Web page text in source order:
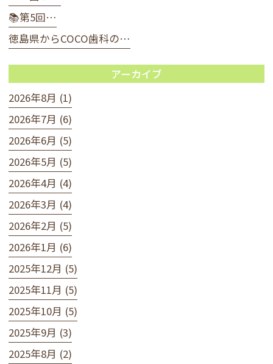
📚第5回…
徳島県からCOCO歯科の…
アーカイブ
2026年8月 (1)
2026年7月 (6)
2026年6月 (5)
2026年5月 (5)
2026年4月 (4)
2026年3月 (4)
2026年2月 (5)
2026年1月 (6)
2025年12月 (5)
2025年11月 (5)
2025年10月 (5)
2025年9月 (3)
2025年8月 (2)